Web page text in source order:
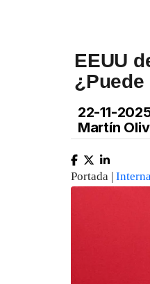
EEUU
22-11-
Martín
Portada |